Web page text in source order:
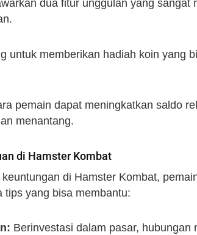
dua fitur unggulan yang sangat
untuk memberikan hadiah koin yang
pemain dapat meningkatkan saldo
menantang.
di Hamster Kombat
di Hamster Kombat,
tips yang bisa membantu:
Berinvestasi dalam pasar, hubungan